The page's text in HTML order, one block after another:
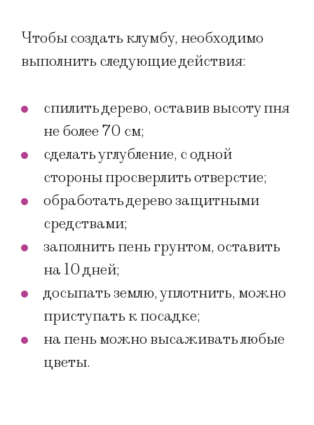
Чтобы создать клумбу, необходимо
выполнить следующие действия:
спилить дерево, оставив высоту пня
не более 70 см;
сделать углубление, с одной
стороны просверлить отверстие;
обработать дерево защитными
средствами;
заполнить пень грунтом, оставить
на 10 дней;
досыпать землю, уплотнить, можно
приступать к посадке;
на пень можно высаживать любые
цветы.